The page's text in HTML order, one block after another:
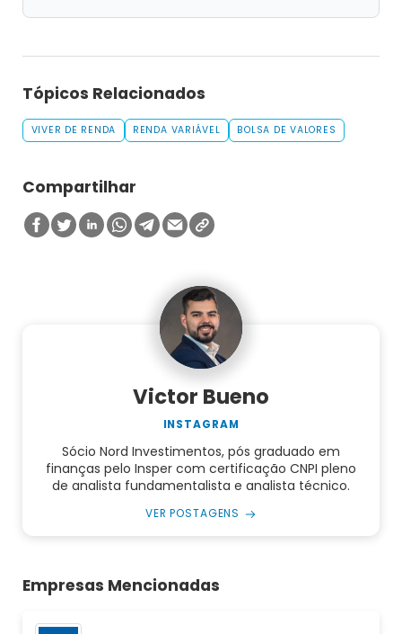
Tópicos Relacionados
VIVER DE RENDA RENDA VARIÁVEL BOLSA DE VALORES
Compartilhar
Victor Bueno
INSTAGRAM
Sócio Nord Investimentos, pós graduado em
finanças pelo Insper com certificação CNPI pleno
de analista fundamentalista e analista técnico.
VER POSTAGENS
Empresas Mencionadas